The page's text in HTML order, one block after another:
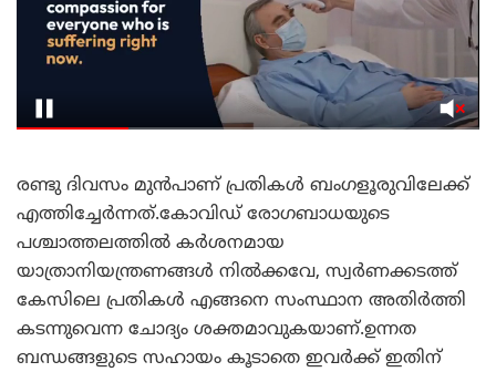
രണ്ടു ദിവസം മുൻപാണ് പ്രതികൾ ബംഗളൂരുവിലേക്ക്
എത്തിച്ചേർന്നത്.കോവിഡ് രോഗബാധയുടെ
പശ്ചാത്തലത്തിൽ കർശനമായ
യാത്രാനിയന്ത്രണങ്ങൾ നിൽക്കവേ, സ്വർണക്കടത്ത്
കേസിലെ പ്രതികൾ എങ്ങനെ സംസ്ഥാന അതിർത്തി
കടന്നുവെന്ന ചോദ്യം ശക്തമാവുകയാണ്.ഉന്നത
ബന്ധങ്ങളുടെ സഹായം കൂടാതെ ഇവർക്ക് ഇതിന്